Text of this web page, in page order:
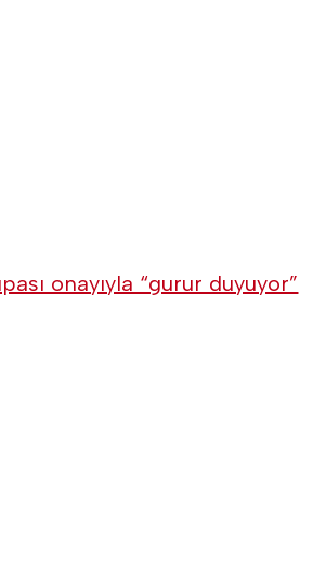
onayıyla “gurur duyuyor”